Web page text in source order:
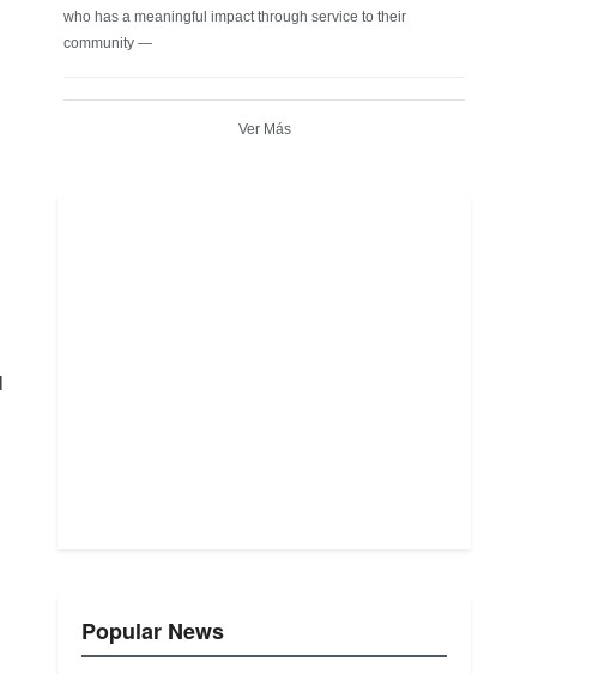
who has a meaningful impact through service to their
community —
Ver Más
Popular News